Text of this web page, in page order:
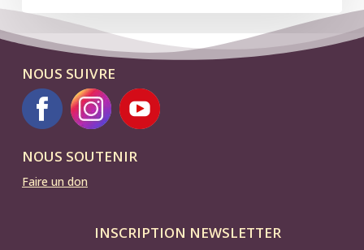
NOUS SUIVRE
NOUS SOUTENIR
Faire un don
INSCRIPTION NEWSLETTER